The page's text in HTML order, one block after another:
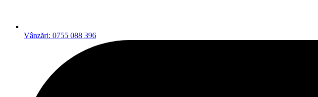
Vânzări: 0755 088 396